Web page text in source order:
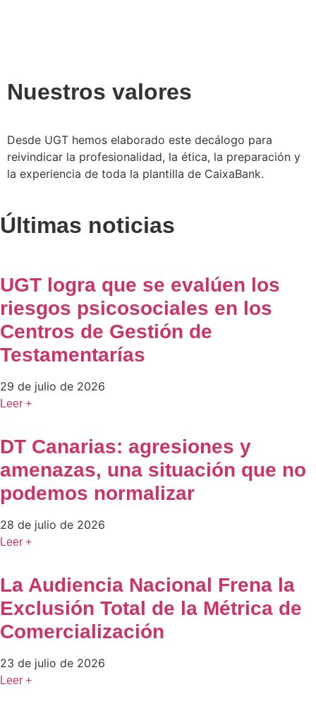
Nuestros valores
Desde UGT hemos elaborado este decálogo para
reivindicar la profesionalidad, la ética, la preparación y
la experiencia de toda la plantilla de CaixaBank.
Últimas noticias
UGT logra que se evalúen los
riesgos psicosociales en los
Centros de Gestión de
Testamentarías
29 de julio de 2026
Leer +
DT Canarias: agresiones y
amenazas, una situación que no
podemos normalizar
28 de julio de 2026
Leer +
La Audiencia Nacional Frena la
Exclusión Total de la Métrica de
Comercialización
23 de julio de 2026
Leer +